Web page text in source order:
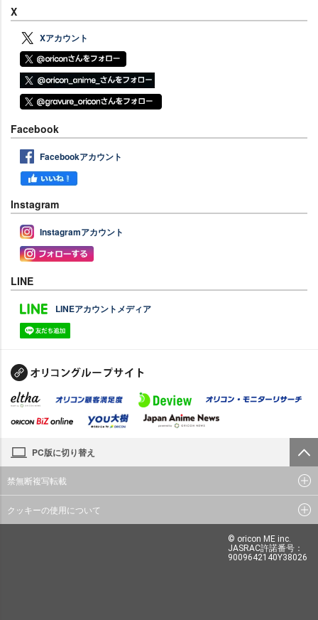
X
Xアカウント
Facebook
Facebookアカウント
Instagram
Instagramアカウント
LINE
LINEアカウントメディア
PC版に切り替え
禁無断複写転載
クッキーの使用について
© oricon ME inc.
JASRAC許諾番号：
9009642140Y38026